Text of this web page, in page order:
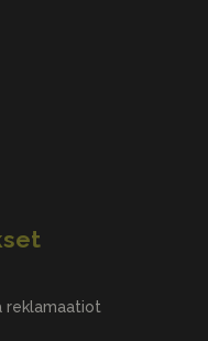
reklamaatiot